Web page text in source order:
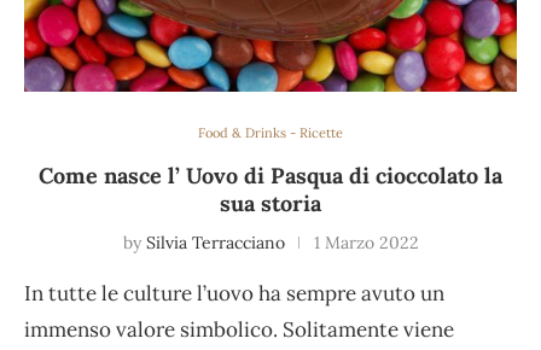
Food & Drinks - Ricette
Come nasce l’ Uovo di Pasqua di cioccolato la
sua storia
by Silvia Terracciano 1 Marzo 2022
In tutte le culture l’uovo ha sempre avuto un
immenso valore simbolico. Solitamente viene